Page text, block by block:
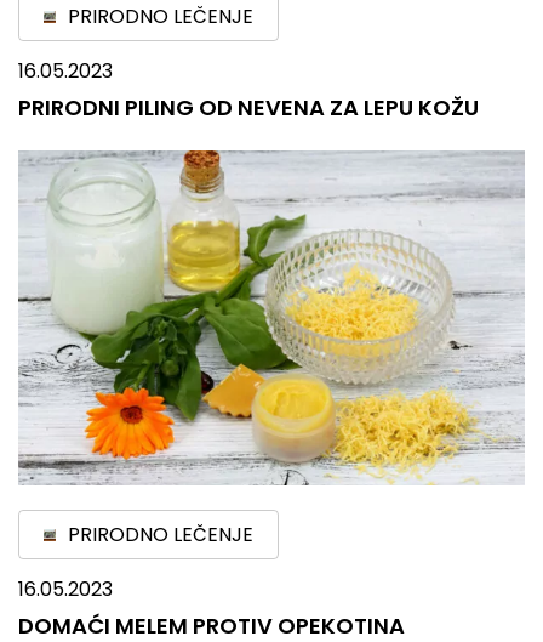
PRIRODNO LEČENJE
16.05.2023
PRIRODNI PILING OD NEVENA ZA LEPU KOŽU
PRIRODNO LEČENJE
16.05.2023
DOMAĆI MELEM PROTIV OPEKOTINA